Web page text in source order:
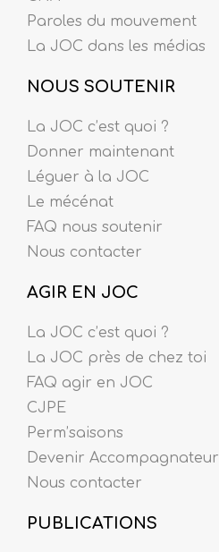
Paroles du mouvement
La JOC dans les médias
NOUS SOUTENIR
La JOC c’est quoi ?
Donner maintenant
Léguer à la JOC
Le mécénat
FAQ nous soutenir
Nous contacter
AGIR EN JOC
La JOC c’est quoi ?
La JOC près de chez toi
FAQ agir en JOC
CJPE
Perm’saisons
Devenir Accompagnateur
Nous contacter
PUBLICATIONS